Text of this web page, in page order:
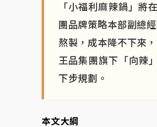
「小福利麻辣鍋」
團品牌策略本部副總
熬製，成本降不下來
王品集團旗下「向辣
下步規劃。
本文大綱